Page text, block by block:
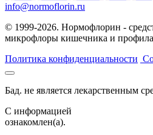
info@normoflorin.ru
© 1999-2026. Нормофлорин -
микрофлоры кишечника и
Политика конфиденциальности
Бад. не является лекарственным
C информацией
ознакомлен(а).